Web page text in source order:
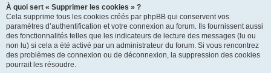
À quoi sert « Supprimer les cookies » ?
Cela supprime tous les cookies créés par phpBB qui conservent vos
paramètres d’authentification et votre connexion au forum. Ils fournissent aussi
des fonctionnalités telles que les indicateurs de lecture des messages (lu ou
non lu) si cela a été activé par un administrateur du forum. Si vous rencontrez
des problèmes de connexion ou de déconnexion, la suppression des cookies
pourrait les résoudre.